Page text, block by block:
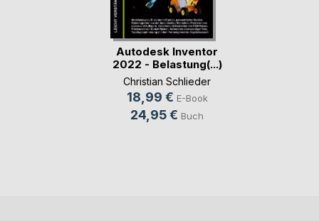
Autodesk Inventor
2022 - Belastung(...)
Christian Schlieder
18,99 € E-Book
24,95 € Buch